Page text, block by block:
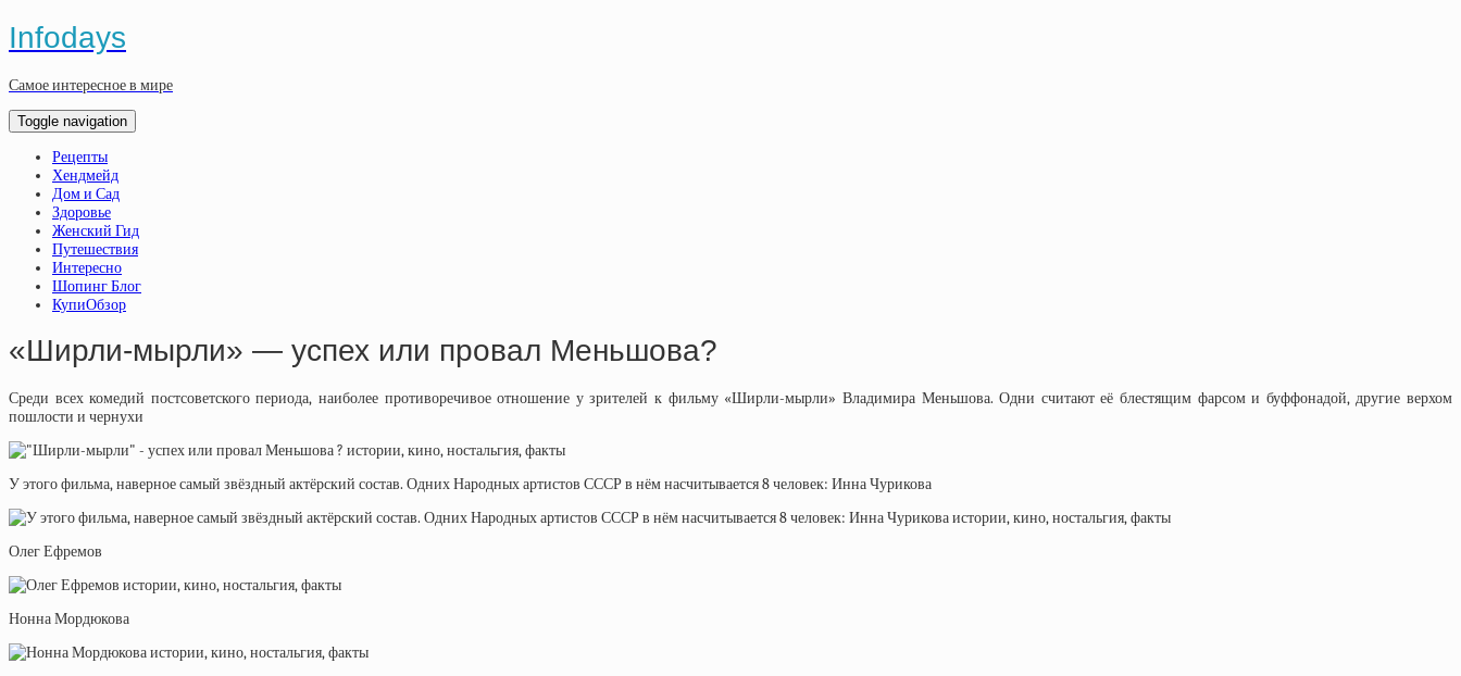
Infodays
Самое интересное в мире
Toggle navigation
Рецепты
Хендмейд
Дом и Сад
Здоровье
Женский Гид
Путешествия
Интересно
Шопинг Блог
КупиОбзор
«Ширли-мырли» — успех или провал Меньшова?
Среди всех комедий постсоветского периода, наиболее противоречивое отношение у зрителей к фильму «Ширли-мырли» Владимира Меньшова. Одни считают её блестящим фарсом и буффонадой, другие верхом
пошлости и чернухи
У этого фильма, наверное самый звёздный актёрский состав. Одних Народных артистов СССР в нём насчитывается 8 человек: Инна Чурикова
Олег Ефремов
Нонна Мордюкова